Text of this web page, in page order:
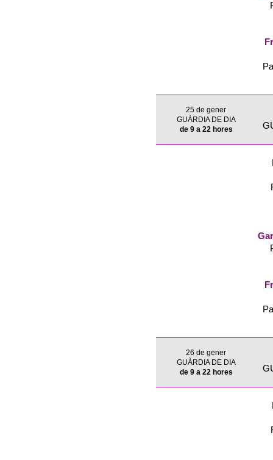
25 de gener
GUÀRDIA DE DIA
de 9 a 22 hores
26 de gener
GUÀRDIA DE DIA
de 9 a 22 hores